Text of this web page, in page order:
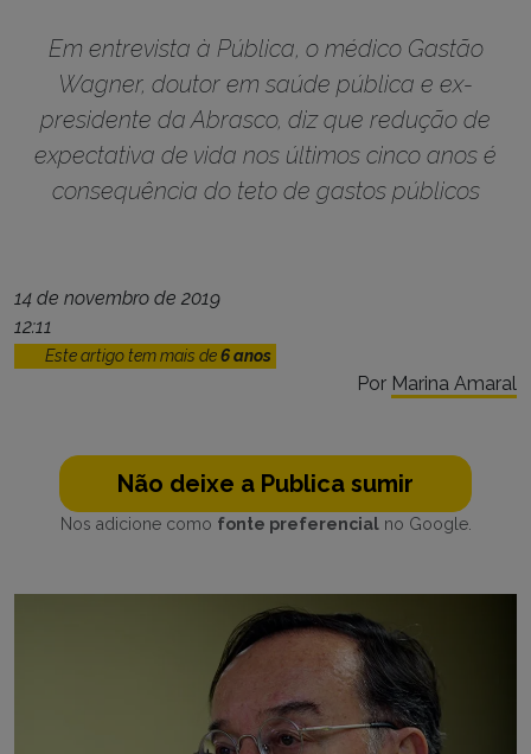
Em entrevista à Pública, o médico Gastão
Wagner, doutor em saúde pública e ex-
presidente da Abrasco, diz que redução de
expectativa de vida nos últimos cinco anos é
consequência do teto de gastos públicos
14 de novembro de 2019
12:11
Este artigo tem mais de6 anos
Por Marina Amaral
Não deixe a Publica sumir
Nos adicione como fonte preferencialno Google.